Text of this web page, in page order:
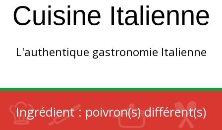
Cuisine Italienne
L'authentique gastronomie Italienne
Ingrédient : poivron(s) différent(s)